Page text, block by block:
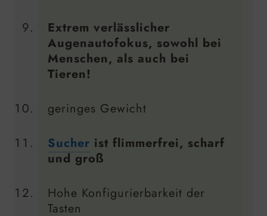
Extrem verlässlicher
Augenautofokus, sowohl bei
Menschen, als auch bei
Tieren!
geringes Gewicht
Sucher ist flimmerfrei, scharf
und groß
Hohe Konfigurierbarkeit der
Tasten